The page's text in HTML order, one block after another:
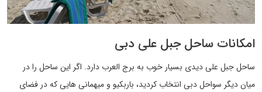
امکانات ساحل جبل علی دبی
ساحل جبل علی دیدی بسیار خوب به برج العرب دارد. اگر این ساحل را در
میان دیگر سواحل دبی انتخاب کردید، باربکیو و میهمانی هایی که در فضای